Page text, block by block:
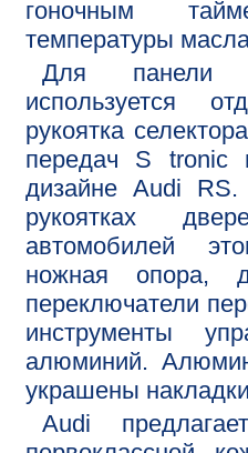
гоночным
температуры
Для панели
используется
рукоятка
передач S tronic
дизайне Audi
рукоятках
автомобилей
ножная опора,
переключатели
инструменты
алюминий.
украшены
Audi